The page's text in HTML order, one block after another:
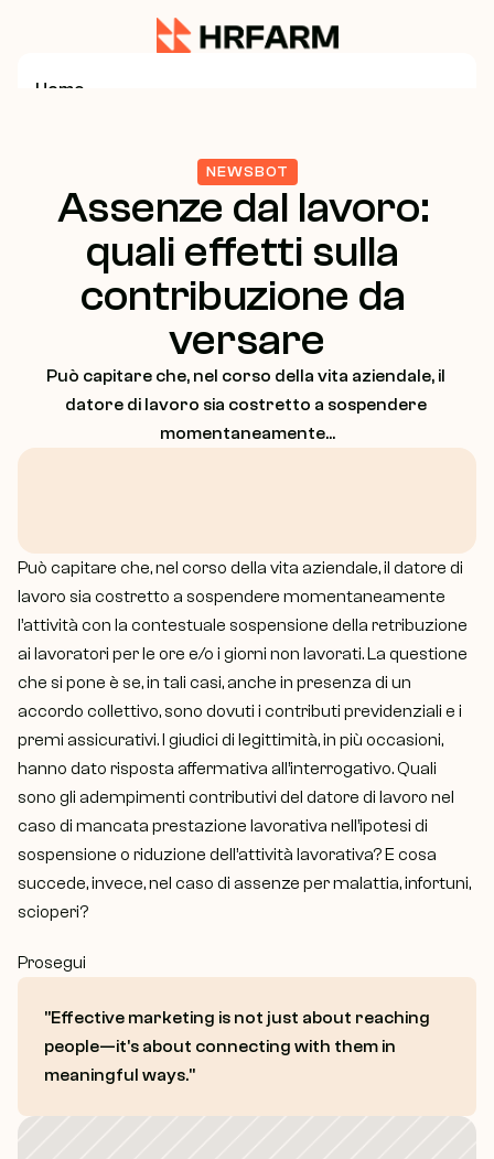
Home
Business Consulting
Growth Strategy
Marketing Strategy
Let’s Talk
NEWSBOT
Assenze dal lavoro:
quali effetti sulla
contribuzione da
versare
Può capitare che, nel corso della vita aziendale, il
datore di lavoro sia costretto a sospendere
momentaneamente...
Può capitare che, nel corso della vita aziendale, il datore di
lavoro sia costretto a sospendere momentaneamente
l’attività con la contestuale sospensione della retribuzione
ai lavoratori per le ore e/o i giorni non lavorati. La questione
che si pone è se, in tali casi, anche in presenza di un
accordo collettivo, sono dovuti i contributi previdenziali e i
premi assicurativi. I giudici di legittimità, in più occasioni,
hanno dato risposta affermativa all’interrogativo. Quali
sono gli adempimenti contributivi del datore di lavoro nel
caso di mancata prestazione lavorativa nell’ipotesi di
sospensione o riduzione dell’attività lavorativa? E cosa
succede, invece, nel caso di assenze per malattia, infortuni,
scioperi?
Prosegui
"Effective marketing is not just about reaching
people—it's about connecting with them in
meaningful ways."